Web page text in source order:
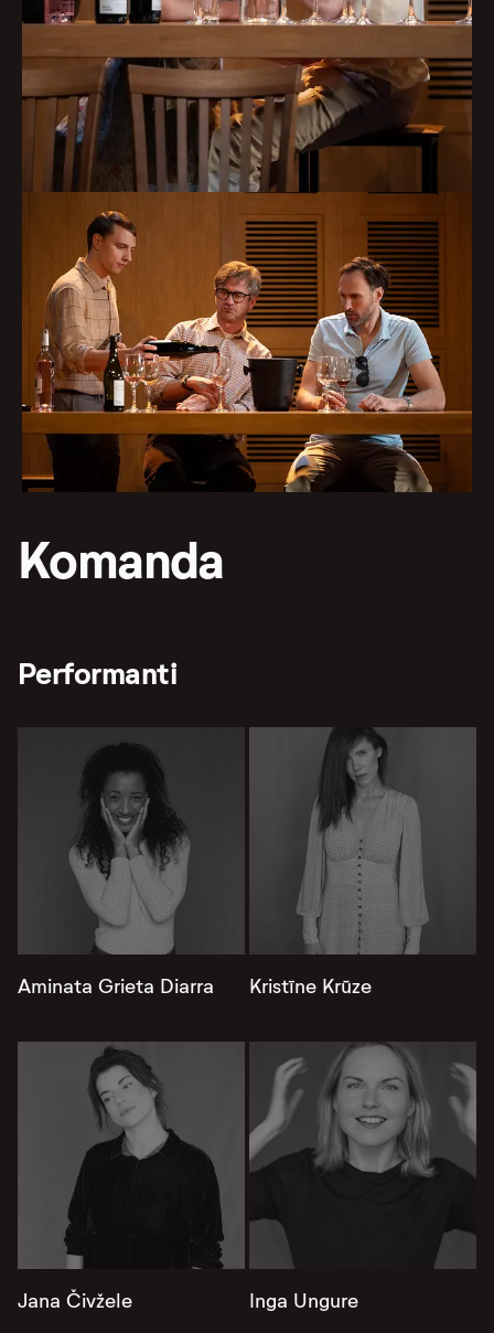
Komanda
Performanti
Aminata Grieta Diarra Kristīne Krūze
Jana Čivžele Inga Ungure